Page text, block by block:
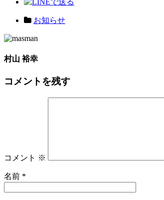
お知らせ
村山 裕幸
コメントを残す
コメント ※
名前 *